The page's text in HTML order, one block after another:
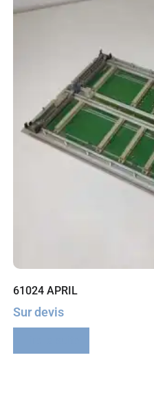
61024 APRIL
Sur devis